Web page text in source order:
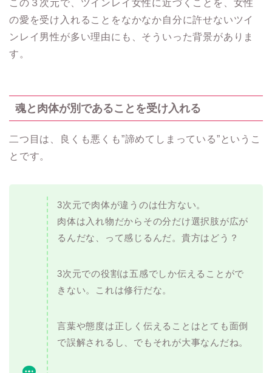
この３次元で、ツインレイ女性に近づくことを、女性
の愛を受け入れることをなかなか自分に許せないツイ
ンレイ男性が多い理由にも、そういった背景がありま
す。
魂と肉体が別であることを受け入れる
二つ目は、良くも悪くも”諦めてしまっている”というこ
とです。
3次元で肉体が違うのは仕方ない。
肉体は入れ物だからその分だけ選択肢が広が
るんだな、って感じるんだ。貴方はどう？
3次元での役割は五感でしか伝えることがで
きない。これは修行だな。
言葉や態度は正しく伝えることはとても面倒
で誤解されるし、でもそれが大事なんだね。